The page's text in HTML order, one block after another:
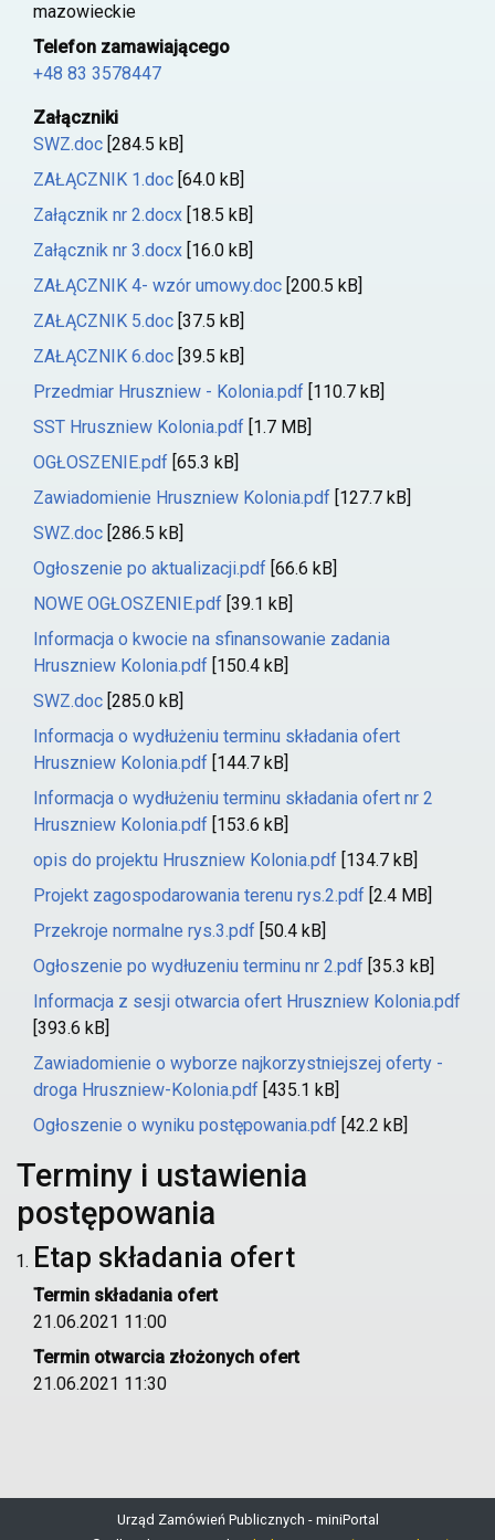
mazowieckie
Telefon zamawiającego
+48 83 3578447
Załączniki
SWZ.doc [284.5 kB]
ZAŁĄCZNIK 1.doc [64.0 kB]
Załącznik nr 2.docx [18.5 kB]
Załącznik nr 3.docx [16.0 kB]
ZAŁĄCZNIK 4- wzór umowy.doc [200.5 kB]
ZAŁĄCZNIK 5.doc [37.5 kB]
ZAŁĄCZNIK 6.doc [39.5 kB]
Przedmiar Hruszniew - Kolonia.pdf [110.7 kB]
SST Hruszniew Kolonia.pdf [1.7 MB]
OGŁOSZENIE.pdf [65.3 kB]
Zawiadomienie Hruszniew Kolonia.pdf [127.7 kB]
SWZ.doc [286.5 kB]
Ogłoszenie po aktualizacji.pdf [66.6 kB]
NOWE OGŁOSZENIE.pdf [39.1 kB]
Informacja o kwocie na sfinansowanie zadania
Hruszniew Kolonia.pdf [150.4 kB]
SWZ.doc [285.0 kB]
Informacja o wydłużeniu terminu składania ofert
Hruszniew Kolonia.pdf [144.7 kB]
Informacja o wydłużeniu terminu składania ofert nr 2
Hruszniew Kolonia.pdf [153.6 kB]
opis do projektu Hruszniew Kolonia.pdf [134.7 kB]
Projekt zagospodarowania terenu rys.2.pdf [2.4 MB]
Przekroje normalne rys.3.pdf [50.4 kB]
Ogłoszenie po wydłuzeniu terminu nr 2.pdf [35.3 kB]
Informacja z sesji otwarcia ofert Hruszniew Kolonia.pdf
[393.6 kB]
Zawiadomienie o wyborze najkorzystniejszej oferty -
droga Hruszniew-Kolonia.pdf [435.1 kB]
Ogłoszenie o wyniku postępowania.pdf [42.2 kB]
Terminy i ustawienia
postępowania
Etap składania ofert
Termin składania ofert
21.06.2021 11:00
Termin otwarcia złożonych ofert
21.06.2021 11:30
Urząd Zamówień Publicznych - miniPortal